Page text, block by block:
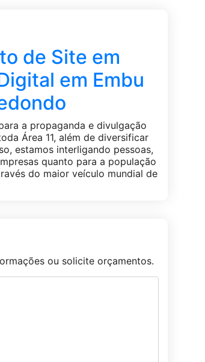
de Site em
em Embu
a propaganda e divulgação
Área 11, além de diversificar
estamos interligando pessoas,
quanto para a população
do maior veículo mundial de
ou solicite orçamentos.